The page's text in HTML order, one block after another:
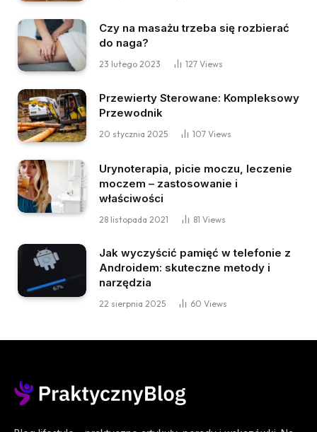
Czy na masażu trzeba się rozbierać
do naga?
23 lutego 2023 127 Views
Przewierty Sterowane: Kompleksowy
Przewodnik
20 stycznia 2025 107 Views
Urynoterapia, picie moczu, leczenie
moczem – zastosowanie i
właściwości
28 listopada 2021 81 Views
Jak wyczyścić pamięć w telefonie z
Androidem: skuteczne metody i
narzędzia
22 sierpnia 2025 60 Views